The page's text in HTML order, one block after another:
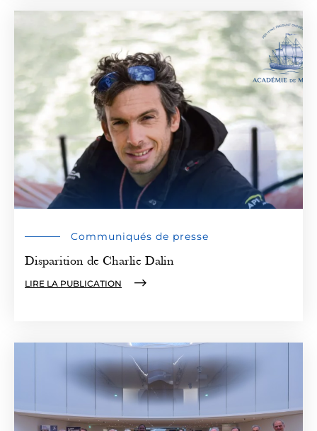
Communiqués de presse
Disparition de Charlie Dalin
LIRE LA PUBLICATION